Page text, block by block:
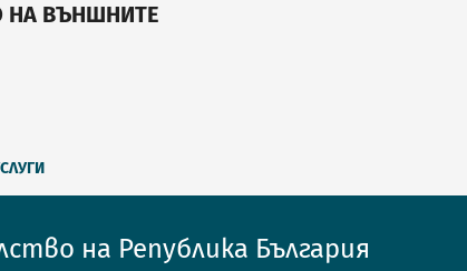
НА ВЪНШНИТЕ
на Република България